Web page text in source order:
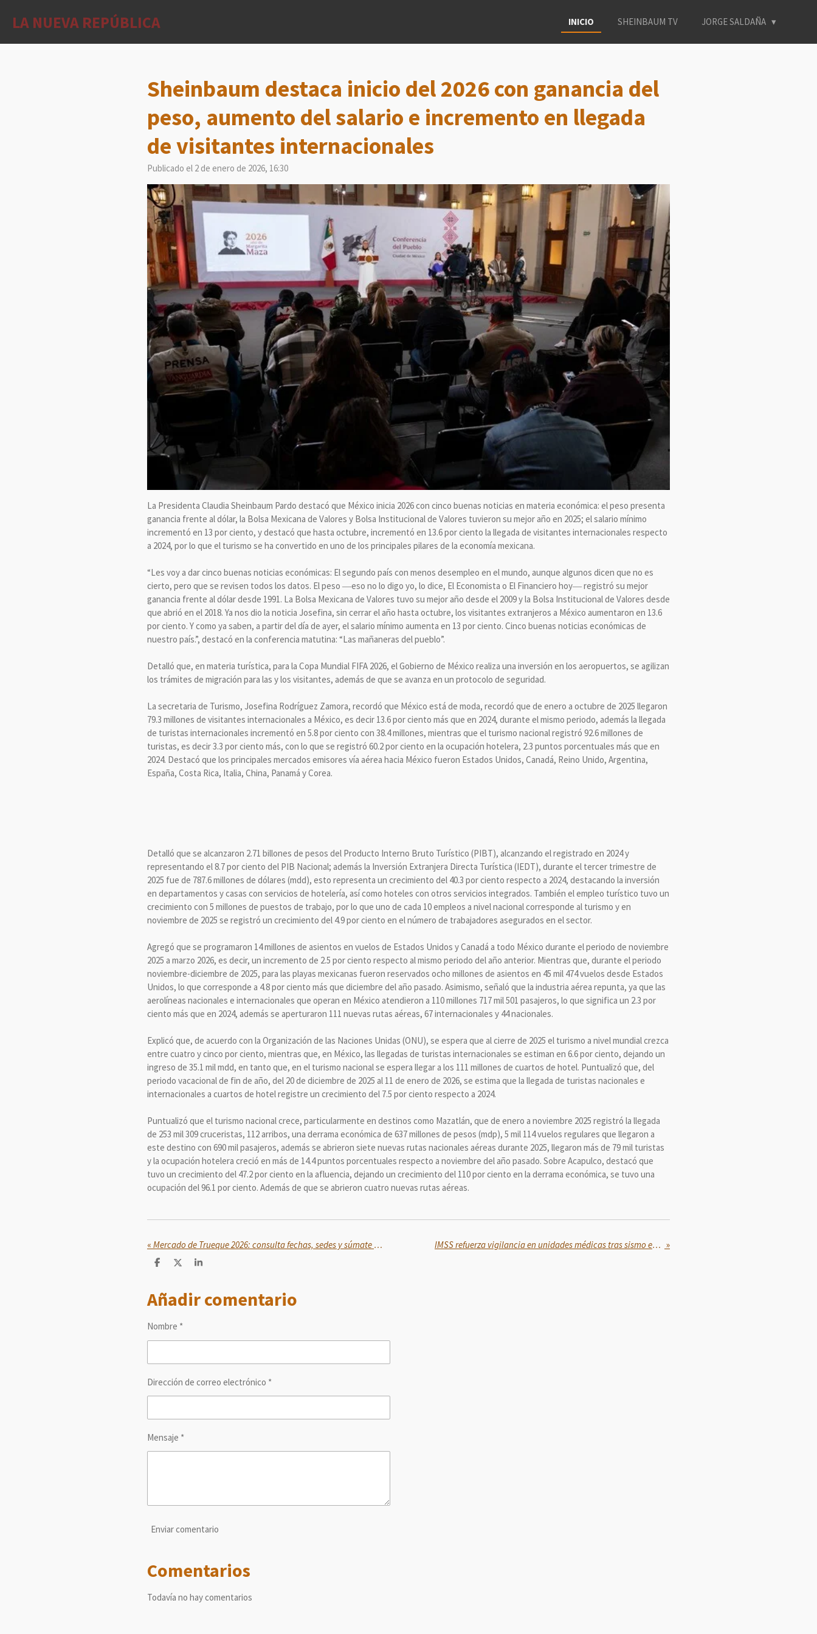
LA NUEVA REPÚBLICA INICIO SHEINBAUM TV JORGE SALDAÑA
Sheinbaum destaca inicio del 2026 con ganancia del
peso, aumento del salario e incremento en llegada
de visitantes internacionales
Publicado el 2 de enero de 2026, 16:30
La Presidenta Claudia Sheinbaum Pardo destacó que México inicia 2026 con cinco buenas noticias en materia económica: el peso presenta
ganancia frente al dólar, la Bolsa Mexicana de Valores y Bolsa Institucional de Valores tuvieron su mejor año en 2025; el salario mínimo
incrementó en 13 por ciento, y destacó que hasta octubre, incrementó en 13.6 por ciento la llegada de visitantes internacionales respecto
a 2024, por lo que el turismo se ha convertido en uno de los principales pilares de la economía mexicana.
“Les voy a dar cinco buenas noticias económicas: El segundo país con menos desempleo en el mundo, aunque algunos dicen que no es
cierto, pero que se revisen todos los datos. El peso ―eso no lo digo yo, lo dice, El Economista o El Financiero hoy― registró su mejor
ganancia frente al dólar desde 1991. La Bolsa Mexicana de Valores tuvo su mejor año desde el 2009 y la Bolsa Institucional de Valores desde
que abrió en el 2018. Ya nos dio la noticia Josefina, sin cerrar el año hasta octubre, los visitantes extranjeros a México aumentaron en 13.6
por ciento. Y como ya saben, a partir del día de ayer, el salario mínimo aumenta en 13 por ciento. Cinco buenas noticias económicas de
nuestro país.”, destacó en la conferencia matutina: “Las mañaneras del pueblo”.
Detalló que, en materia turística, para la Copa Mundial FIFA 2026, el Gobierno de México realiza una inversión en los aeropuertos, se agilizan
los trámites de migración para las y los visitantes, además de que se avanza en un protocolo de seguridad.
La secretaria de Turismo, Josefina Rodríguez Zamora, recordó que México está de moda, recordó que de enero a octubre de 2025 llegaron
79.3 millones de visitantes internacionales a México, es decir 13.6 por ciento más que en 2024, durante el mismo periodo, además la llegada
de turistas internacionales incrementó en 5.8 por ciento con 38.4 millones, mientras que el turismo nacional registró 92.6 millones de
turistas, es decir 3.3 por ciento más, con lo que se registró 60.2 por ciento en la ocupación hotelera, 2.3 puntos porcentuales más que en
2024. Destacó que los principales mercados emisores vía aérea hacia México fueron Estados Unidos, Canadá, Reino Unido, Argentina,
España, Costa Rica, Italia, China, Panamá y Corea.
Detalló que se alcanzaron 2.71 billones de pesos del Producto Interno Bruto Turístico (PIBT), alcanzando el registrado en 2024 y
representando el 8.7 por ciento del PIB Nacional; además la Inversión Extranjera Directa Turística (IEDT), durante el tercer trimestre de
2025 fue de 787.6 millones de dólares (mdd), esto representa un crecimiento del 40.3 por ciento respecto a 2024, destacando la inversión
en departamentos y casas con servicios de hotelería, así como hoteles con otros servicios integrados. También el empleo turístico tuvo un
crecimiento con 5 millones de puestos de trabajo, por lo que uno de cada 10 empleos a nivel nacional corresponde al turismo y en
noviembre de 2025 se registró un crecimiento del 4.9 por ciento en el número de trabajadores asegurados en el sector.
Agregó que se programaron 14 millones de asientos en vuelos de Estados Unidos y Canadá a todo México durante el periodo de noviembre
2025 a marzo 2026, es decir, un incremento de 2.5 por ciento respecto al mismo periodo del año anterior. Mientras que, durante el periodo
noviembre-diciembre de 2025, para las playas mexicanas fueron reservados ocho millones de asientos en 45 mil 474 vuelos desde Estados
Unidos, lo que corresponde a 4.8 por ciento más que diciembre del año pasado. Asimismo, señaló que la industria aérea repunta, ya que las
aerolíneas nacionales e internacionales que operan en México atendieron a 110 millones 717 mil 501 pasajeros, lo que significa un 2.3 por
ciento más que en 2024, además se aperturaron 111 nuevas rutas aéreas, 67 internacionales y 44 nacionales.
Explicó que, de acuerdo con la Organización de las Naciones Unidas (ONU), se espera que al cierre de 2025 el turismo a nivel mundial crezca
entre cuatro y cinco por ciento, mientras que, en México, las llegadas de turistas internacionales se estiman en 6.6 por ciento, dejando un
ingreso de 35.1 mil mdd, en tanto que, en el turismo nacional se espera llegar a los 111 millones de cuartos de hotel. Puntualizó que, del
periodo vacacional de fin de año, del 20 de diciembre de 2025 al 11 de enero de 2026, se estima que la llegada de turistas nacionales e
internacionales a cuartos de hotel registre un crecimiento del 7.5 por ciento respecto a 2024.
Puntualizó que el turismo nacional crece, particularmente en destinos como Mazatlán, que de enero a noviembre 2025 registró la llegada
de 253 mil 309 cruceristas, 112 arribos, una derrama económica de 637 millones de pesos (mdp), 5 mil 114 vuelos regulares que llegaron a
este destino con 690 mil pasajeros, además se abrieron siete nuevas rutas nacionales aéreas durante 2025, llegaron más de 79 mil turistas
y la ocupación hotelera creció en más de 14.4 puntos porcentuales respecto a noviembre del año pasado. Sobre Acapulco, destacó que
tuvo un crecimiento del 47.2 por ciento en la afluencia, dejando un crecimiento del 110 por ciento en la derrama económica, se tuvo una
ocupación del 96.1 por ciento. Además de que se abrieron cuatro nuevas rutas aéreas.
« Mercado de Trueque 2026: consulta fechas, sedes y súmate al intercambio sustentable IMSS refuerza vigilancia en unidades médicas tras sismo en Guerrero »
C
p
a
i
r
C
a
r
C
a
r
Añadir comentario
Nombre *
Dirección de correo electrónico *
Mensaje *
Enviar comentario
Comentarios
Todavía no hay comentarios